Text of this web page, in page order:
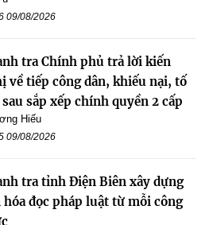
09/08/2026
tra Chính phủ trả lời kiến
về tiếp công dân, khiếu nại, tố
sau sắp xếp chính quyền 2 cấp
Hiếu
09/08/2026
tra tỉnh Điện Biên xây dựng
hóa đọc pháp luật từ mỗi công